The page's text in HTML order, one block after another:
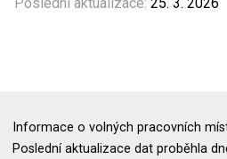
Informace o volných pracovních
Poslední aktualizace dat proběhla